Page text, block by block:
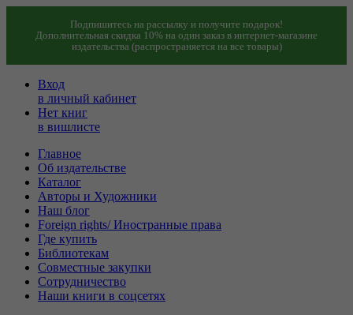
Подпишитесь на рассылку и получите подарок!
Дополнительная скидка 10% на один заказ в интернет-магазине
издательства (распространяется на все товары)
Вход
в личный кабинет
Нет книг
в вишлисте
Главное
Об издательстве
Каталог
Авторы и Художники
Наш блог
Foreign rights/ Иностранные права
Где купить
Библиотекам
Совместные закупки
Сотрудничество
Наши книги в соцсетях